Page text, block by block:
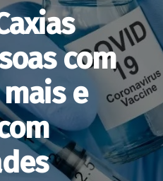
com
e